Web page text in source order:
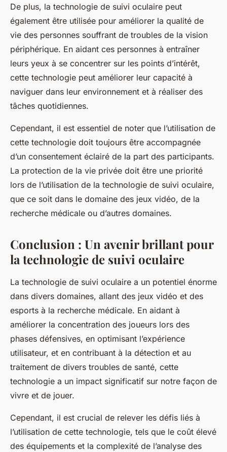
De plus, la technologie de suivi oculaire peut
également être utilisée pour améliorer la qualité de
vie des personnes souffrant de troubles de la vision
périphérique. En aidant ces personnes à entraîner
leurs yeux à se concentrer sur les points d’intérêt,
cette technologie peut améliorer leur capacité à
naviguer dans leur environnement et à réaliser des
tâches quotidiennes.
Cependant, il est essentiel de noter que l’utilisation de
cette technologie doit toujours être accompagnée
d’un consentement éclairé de la part des participants.
La protection de la vie privée doit être une priorité
lors de l’utilisation de la technologie de suivi oculaire,
que ce soit dans le domaine des jeux vidéo, de la
recherche médicale ou d’autres domaines.
Conclusion : Un avenir brillant pour
la technologie de suivi oculaire
La technologie de suivi oculaire a un potentiel énorme
dans divers domaines, allant des jeux vidéo et des
esports à la recherche médicale. En aidant à
améliorer la concentration des joueurs lors des
phases défensives, en optimisant l’expérience
utilisateur, et en contribuant à la détection et au
traitement de divers troubles de santé, cette
technologie a un impact significatif sur notre façon de
vivre et de jouer.
Cependant, il est crucial de relever les défis liés à
l’utilisation de cette technologie, tels que le coût élevé
des équipements et la complexité de l’analyse des